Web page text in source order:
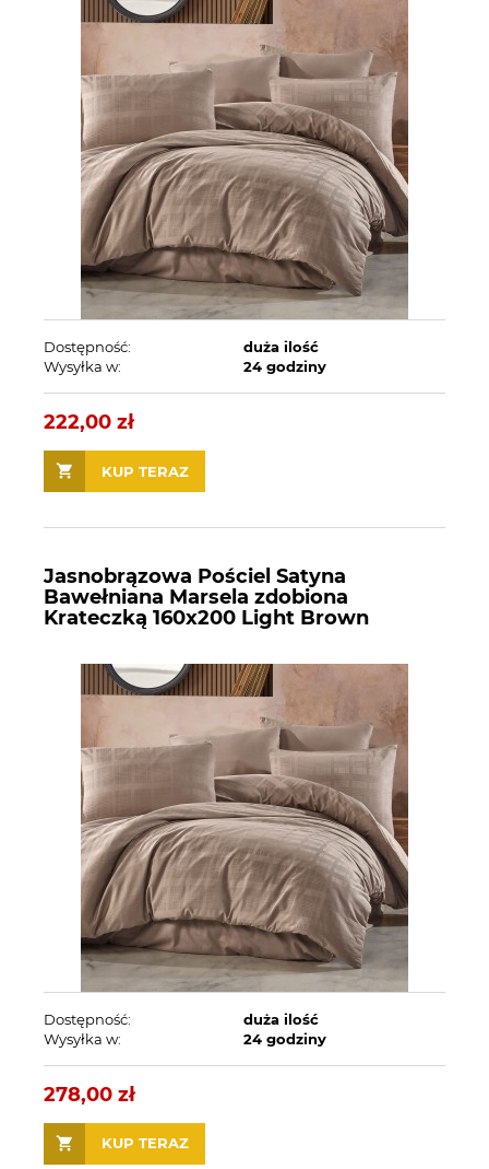
Dostępność:
duża ilość
Wysyłka w:
24 godziny
222,00 zł
KUP TERAZ
Jasnobrązowa Pościel Satyna
Bawełniana Marsela zdobiona
Krateczką 160x200 Light Brown
Dostępność:
duża ilość
Wysyłka w:
24 godziny
278,00 zł
KUP TERAZ